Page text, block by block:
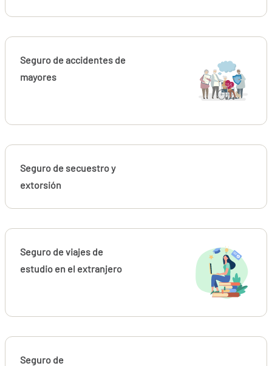
Seguro de accidentes de
mayores
Seguro de secuestro y
extorsión
Seguro de viajes de
estudio en el extranjero
Seguro de